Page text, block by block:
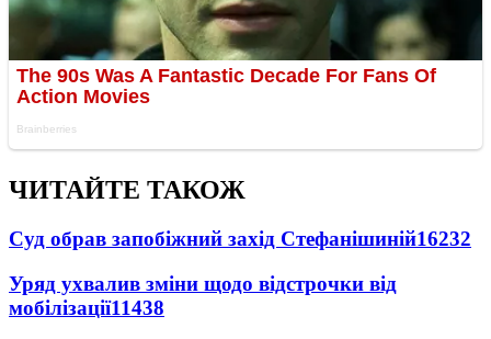
ЧИТАЙТЕ ТАКОЖ
Суд обрав запобіжний захід Стефанішиній16232
Уряд ухвалив зміни щодо відстрочки від
мобілізації11438